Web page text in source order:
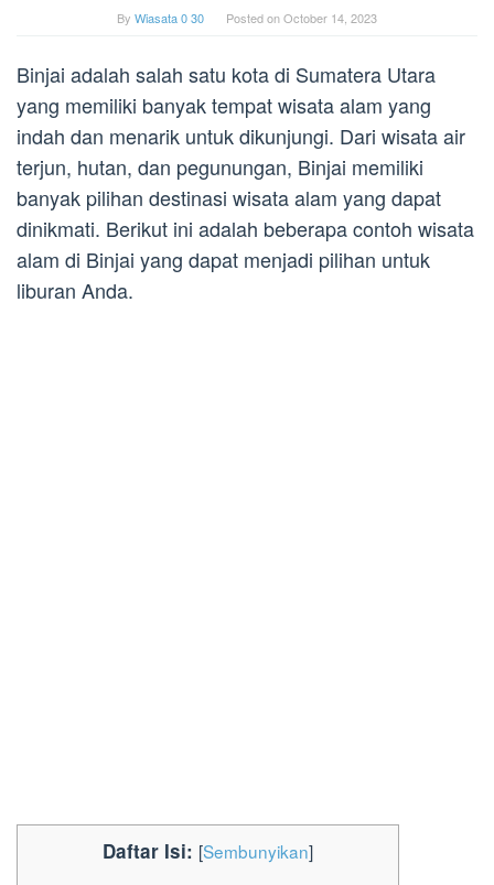
By Wiasata 0 30 Posted onOctober 14, 2023
Binjai adalah salah satu kota di Sumatera Utara
yang memiliki banyak tempat wisata alam yang
indah dan menarik untuk dikunjungi. Dari wisata air
terjun, hutan, dan pegunungan, Binjai memiliki
banyak pilihan destinasi wisata alam yang dapat
dinikmati. Berikut ini adalah beberapa contoh wisata
alam di Binjai yang dapat menjadi pilihan untuk
liburan Anda.
Daftar Isi: [Sembunyikan]